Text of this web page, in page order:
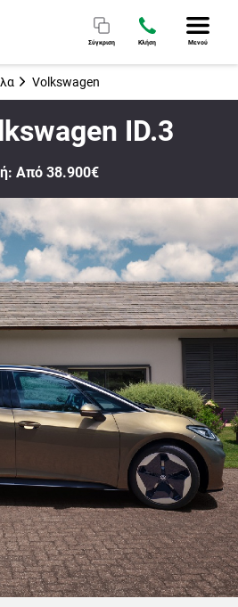
Μενού
Σύγκριση Κλήση
Volkswagen
ID.3
Από 38.900€